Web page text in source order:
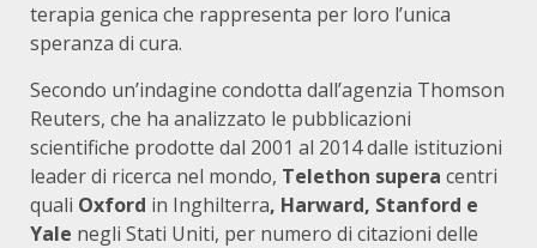
terapia genica che rappresenta per loro l’unica
speranza di cura.
Secondo un’indagine condotta dall’agenzia Thomson
Reuters, che ha analizzato le pubblicazioni
scientifiche prodotte dal 2001 al 2014 dalle istituzioni
leader di ricerca nel mondo, Telethon supera centri
quali Oxford in Inghilterra, Harward, Stanford e
Yale negli Stati Uniti, per numero di citazioni delle